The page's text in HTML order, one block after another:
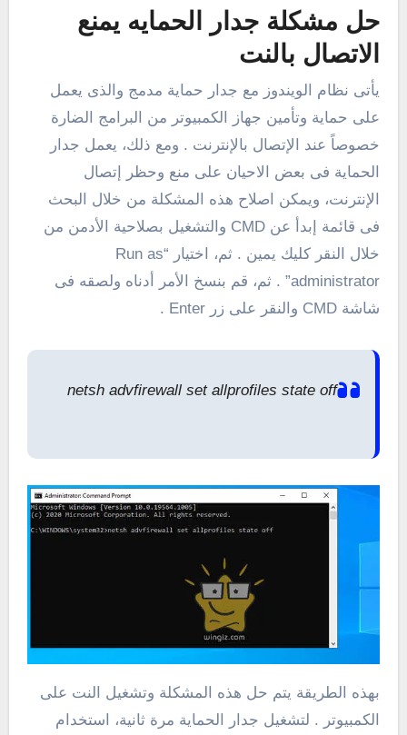
حل مشكلة جدار الحمايه يمنع
الاتصال بالنت
يأتى نظام الويندوز مع جدار حماية مدمج والذى يعمل
على حماية وتأمين جهاز الكمبيوتر من البرامج الضارة
خصوصاً عند الإتصال بالإنترنت . ومع ذلك، يعمل جدار
الحماية فى بعض الاحيان على منع وحظر إتصال
الإنترنت، ويمكن اصلاح هذه المشكلة من خلال البحث
فى قائمة إبدأ عن CMD والتشغيل بصلاحية الأدمن من
خلال النقر كليك يمين . ثم، اختيار “Run as
administrator” . ثم، قم بنسخ الأمر أدناه ولصقه فى
شاشة CMD والنقر على زر Enter .
netsh advfirewall set allprofiles state off
بهذه الطريقة يتم حل هذه المشكلة وتشغيل النت على
الكمبيوتر . لتشغيل جدار الحماية مرة ثانية، استخدام